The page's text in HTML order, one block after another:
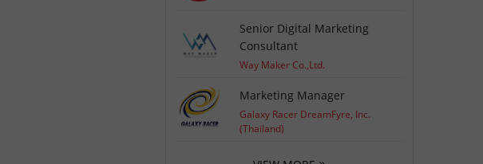
Senior Digital Marketing
Consultant
Way Maker Co.,Ltd.
Marketing Manager
Galaxy Racer DreamFyre, Inc.
(Thailand)